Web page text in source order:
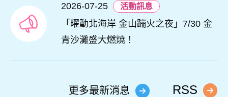
2026-07-25 活動訊息
「曜動北海岸 金山蹦火之夜」7/30 金
青沙灘盛大燃燒！
更多最新消息 RSS